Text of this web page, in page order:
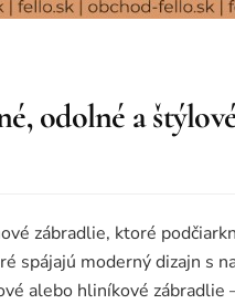
odolné a
zábradlie, ktoré
spájajú moderný dizajn s
alebo hliníkové